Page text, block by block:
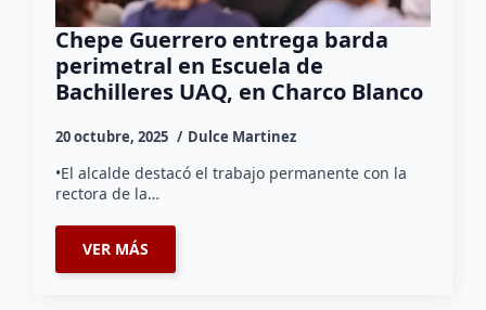
Chepe Guerrero entrega barda
perimetral en Escuela de
Bachilleres UAQ, en Charco Blanco
20 octubre, 2025 Dulce Martinez
•El alcalde destacó el trabajo permanente con la
rectora de la…
VER MÁS